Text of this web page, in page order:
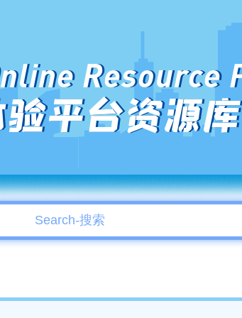
Resource
平台资源库